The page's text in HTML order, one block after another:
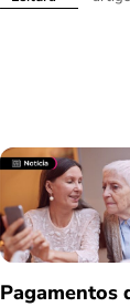
Pagamentos